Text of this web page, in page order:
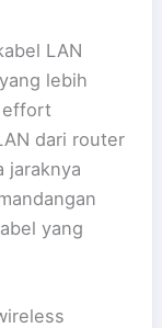
LAN
lebih
effort
dari router
jaraknya
yang